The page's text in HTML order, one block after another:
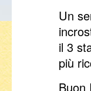
Un
il 3
più
Buon